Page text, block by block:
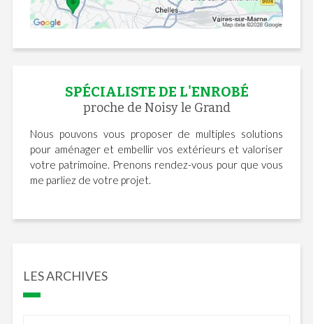
SPÉCIALISTE DE L'ENROBÉ
proche de Noisy le Grand
Nous pouvons vous proposer de multiples solutions
pour aménager et embellir vos extérieurs et valoriser
votre patrimoine. Prenons rendez-vous pour que vous
me parliez de votre projet.
LES ARCHIVES